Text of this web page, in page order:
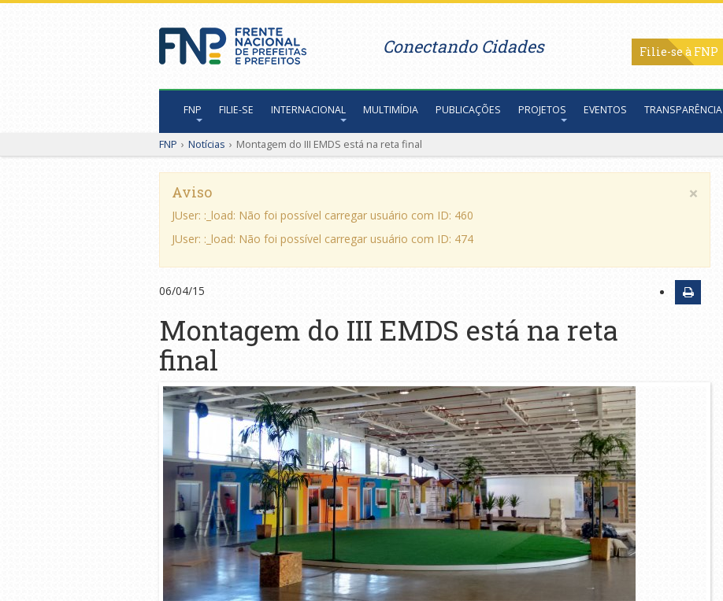
Conectando Cidades Filie-se
FNP FILIE-SE INTERNACIONAL MULTIMÍDIA PUBLICAÇÕES PROJETOS EVENTOS TRANSPARÊNCIA
FNP › Notícias › Montagem do III EMDS está na reta final
×
Aviso
JUser: :_load: Não foi possível carregar usuário com ID: 460
JUser: :_load: Não foi possível carregar usuário com ID: 474
06/04/15
Montagem do III EMDS está na reta
final